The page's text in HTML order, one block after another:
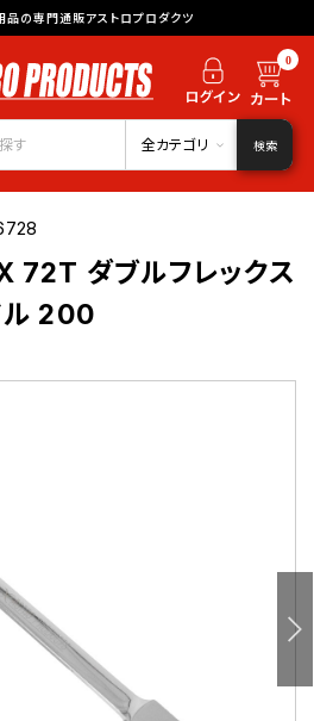
品の専門通販アストロプロダクツ
0
全カテゴリ 検索
ダブルフレックス
ル 200